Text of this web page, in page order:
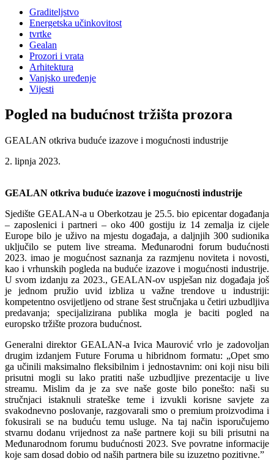
Graditeljstvo
Energetska učinkovitost
tvrtke
Gealan
Prozori i vrata
Arhitektura
Vanjsko uređenje
Vijesti
Pogled na budućnost tržišta prozora
GEALAN otkriva buduće izazove i mogućnosti industrije
2. lipnja 2023.
GEALAN otkriva buduće izazove i mogućnosti industrije
Sjedište GEALAN-a u Oberkotzau je 25.5. bio epicentar događanja
– zaposlenici i partneri – oko 400 gostiju iz 14 zemalja iz cijele
Europe bilo je uživo na mjestu događaja, a daljnjih 300 sudionika
uključilo se putem live streama. Međunarodni forum budućnosti
2023. imao je mogućnost saznanja za razmjenu noviteta i novosti,
kao i vrhunskih pogleda na buduće izazove i mogućnosti industrije.
U svom izdanju za 2023., GEALAN-ov uspješan niz događaja još
je jednom pružio uvid izbliza u važne trendove u industriji:
kompetentno osvijetljeno od strane šest stručnjaka u četiri uzbudljiva
predavanja; specijalizirana publika mogla je baciti pogled na
europsko tržište prozora budućnost.
Generalni direktor GEALAN-a Ivica Maurović vrlo je zadovoljan
drugim izdanjem Future Foruma u hibridnom formatu: „Opet smo
ga učinili maksimalno fleksibilnim i jednostavnim: oni koji nisu bili
prisutni mogli su lako pratiti naše uzbudljive prezentacije u live
streamu. Mislim da je za sve naše goste bilo ponešto: naši su
stručnjaci istaknuli strateške teme i izvukli korisne savjete za
svakodnevno poslovanje, razgovarali smo o premium proizvodima i
fokusirali se na buduću temu usluge. Na taj način isporučujemo
stvarnu dodanu vrijednost za naše partnere koji su bili prisutni na
Međunarodnom forumu budućnosti 2023. Sve povratne informacije
koje sam dosad dobio od naših partnera bile su izuzetno pozitivne.”